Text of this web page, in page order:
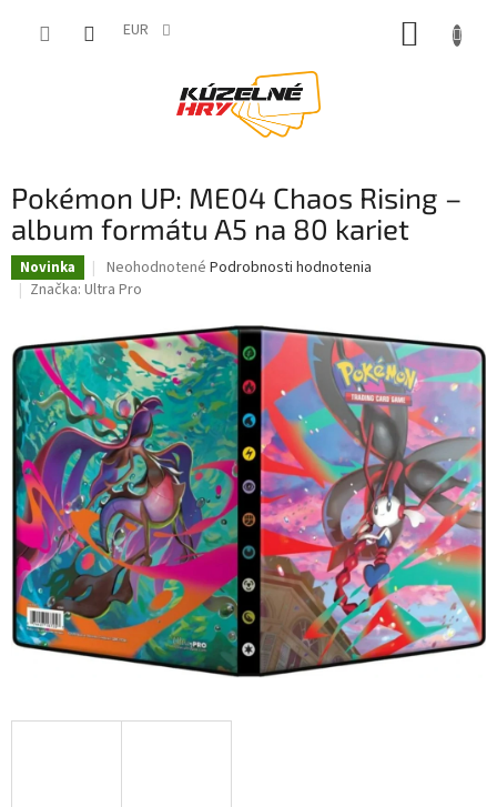
EUR
Pokémon UP: ME04 Chaos Rising –
album formátu A5 na 80 kariet
Novinka
Priemerné
hodnotenie
0,0
z
5
hviezdičiek.
Neohodnotené Podrobnosti hodnotenia
Značka: Ultra Pro